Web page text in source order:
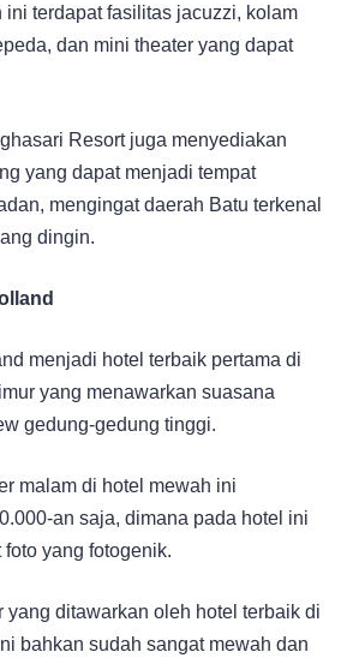
ini terdapat fasilitas jacuzzi, kolam
dan mini theater yang dapat
Resort juga menyediakan
yang dapat menjadi tempat
mengingat daerah Batu terkenal
dingin.
menjadi hotel terbaik pertama di
yang menawarkan suasana
gedung-gedung tinggi.
malam di hotel mewah ini
an saja, dimana pada hotel ini
yang fotogenik.
yang ditawarkan oleh hotel terbaik di
bahkan sudah sangat mewah dan